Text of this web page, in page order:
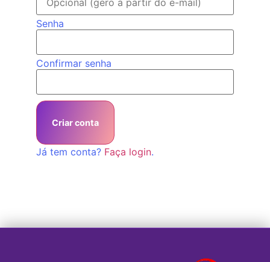
Senha
Confirmar senha
Criar conta
Já tem conta? Faça login.